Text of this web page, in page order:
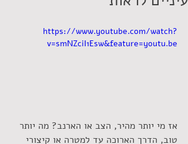
https://www.youtube.com/watch?
v=smNZciI1Esw&feature=youtu.be
אז מי יותר מהיר, הצב או הארנב? מה יותר
טוב, הדרך הארוכה עד למטרה או קיצורי